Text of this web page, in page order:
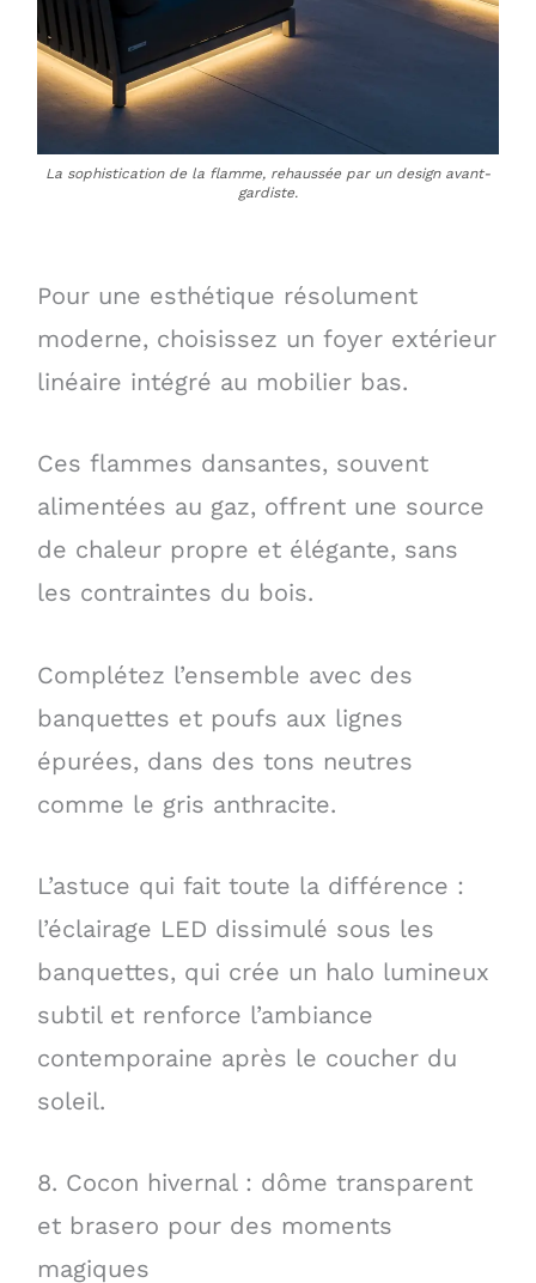
La sophistication de la flamme, rehaussée par un design avant-
gardiste.
Pour une esthétique résolument
moderne, choisissez un foyer extérieur
linéaire intégré au mobilier bas.
Ces flammes dansantes, souvent
alimentées au gaz, offrent une source
de chaleur propre et élégante, sans
les contraintes du bois.
Complétez l’ensemble avec des
banquettes et poufs aux lignes
épurées, dans des tons neutres
comme le gris anthracite.
L’astuce qui fait toute la différence :
l’éclairage LED dissimulé sous les
banquettes, qui crée un halo lumineux
subtil et renforce l’ambiance
contemporaine après le coucher du
soleil.
8. Cocon hivernal : dôme transparent
et brasero pour des moments
magiques